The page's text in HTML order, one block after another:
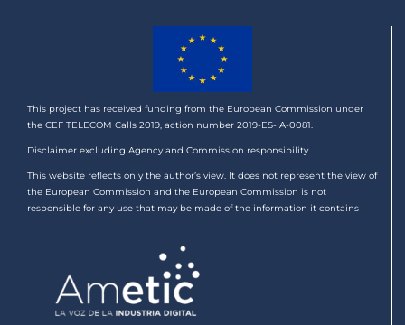
This project has received funding from the European Commission under
the CEF TELECOM Calls 2019, action number 2019-ES-IA-0081.
Disclaimer excluding Agency and Commission responsibility
This website reflects only the author’s view. It does not represent the view of
the European Commission and the European Commission is not
responsible for any use that may be made of the information it contains